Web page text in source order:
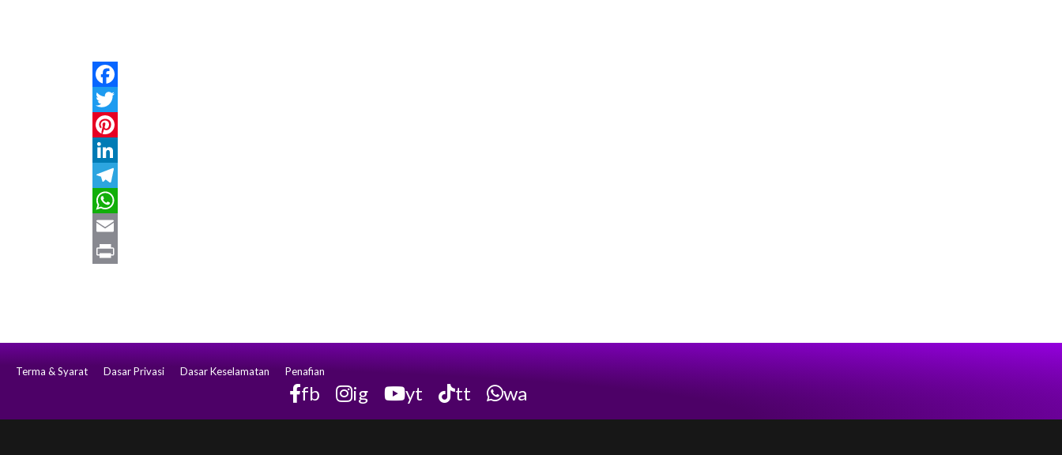
Facebook
Twitter
Pinterest
LinkedIn
Telegram
WhatsApp
Email
Terma & Syarat Dasar Privasi Dasar Keselamatan Penafian
fb ig yt tt wa